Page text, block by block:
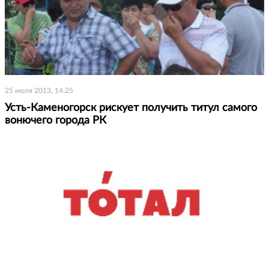
25 июля 2013, 14:25
Усть-Каменогорск рискует получить титул самого
вонючего города РК